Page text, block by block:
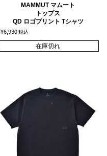
MAMMUT マムート
トップス
QD ロゴプリント Tシャツ
¥6,930税込
在庫切れ